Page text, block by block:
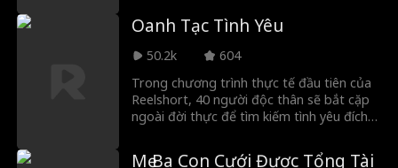
bé. Thế nhưng, cô bắt đầu hoảng sợ khi
biết cha đứa trẻ chính là Marcello
Lavigne, một ông trùm Mafia tàn độc.
Sau khi cứu mạng Vanessa khỏi bọn côn đồ
nhòm ngó số tiền Mafia, Marcello ép cô
dọn đến dinh thự của anh. Dù Marcello là
một tay chơi khét tiếng và nguy hiểm,
anh không ngừng bảo vệ cô khỏi bọn tội
Oanh Tạc Tình Yêu
50.2k
604
Trong chương trình thực tế đầu tiên của
Reelshort, 40 người độc thân sẽ bắt cặp
ngoài đời thực để tìm kiếm tình yêu đích
thách hẹn hò nhằm kiểm tra độ hòa hợp,
Mẹ Ba Con Cưới Được Tổng Tài